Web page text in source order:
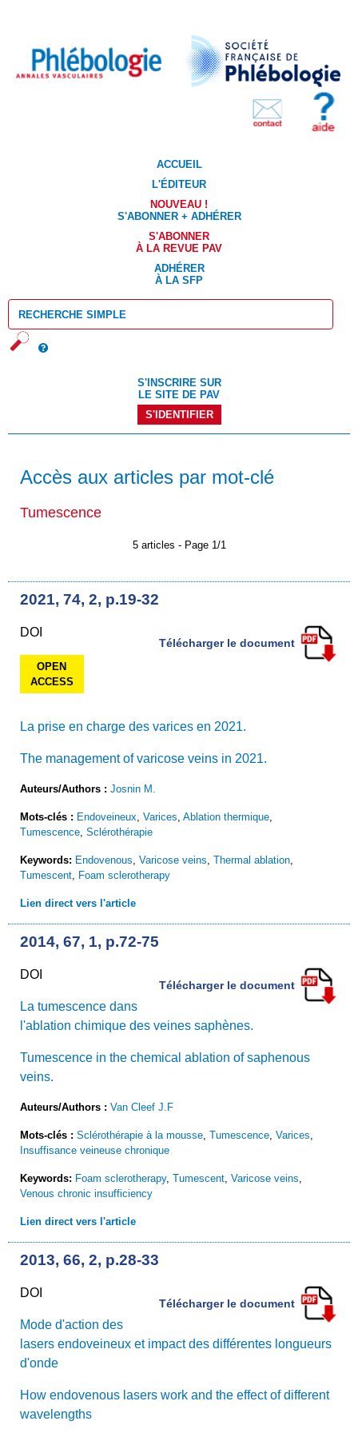
ACCUEIL
L'ÉDITEUR
NOUVEAU !
S'ABONNER + ADHÉRER
S'ABONNER
À LA REVUE PAV
ADHÉRER
À LA SFP
S'INSCRIRE SUR
LE SITE DE PAV
S'IDENTIFIER
Accès aux articles par mot-clé
Tumescence
5 articles - Page 1/1
2021, 74, 2, p.19-32
DOI
Télécharger le document
OPEN
ACCESS
La prise en charge des varices en 2021.
The management of varicose veins in 2021.
Auteurs/Authors : Josnin M.
Mots-clés : Endoveineux Varices Ablation thermique
Tumescence Sclérothérapie
Keywords: Endovenous Varicose veins Thermal ablation
Tumescent
Foam sclerotherapy
Lien direct vers l'article
2014, 67, 1, p.72-75
DOI
Télécharger le document
La tumescence dans
l'ablation chimique des veines saphènes.
Tumescence in the chemical ablation of saphenous
veins.
Auteurs/Authors : Van Cleef J.F
Mots-clés : Sclérothérapie à la mousse Tumescence Varices
Insuffisance veineuse chronique
Keywords: Foam sclerotherapy, Tumescent Varicose veins
Venous chronic insufficiency
Lien direct vers l'article
2013, 66, 2, p.28-33
DOI
Télécharger le document
Mode d'action des
lasers endoveineux et impact des différentes longueurs
d'onde
How endovenous lasers work and the effect of different
wavelengths